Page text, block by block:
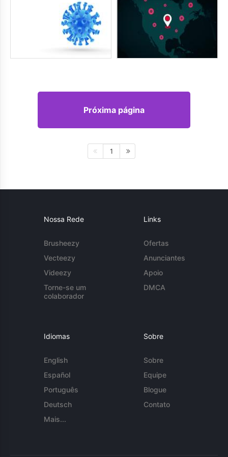
Próxima página
1
Nossa Rede
Brusheezy
Vecteezy
Videezy
Torne-se um
colaborador
Links
Ofertas
Anunciantes
Apoio
DMCA
Idiomas
English
Español
Português
Deutsch
Mais...
Sobre
Sobre
Equipe
Blogue
Contato